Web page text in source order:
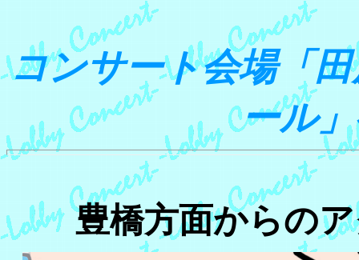
コンサート会場「
ール
豊橋方面からのア